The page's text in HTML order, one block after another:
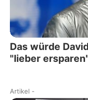
Das würde
"lieber
Artikel -